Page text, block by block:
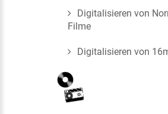
Digitalisieren von
Filme
Digitalisieren von